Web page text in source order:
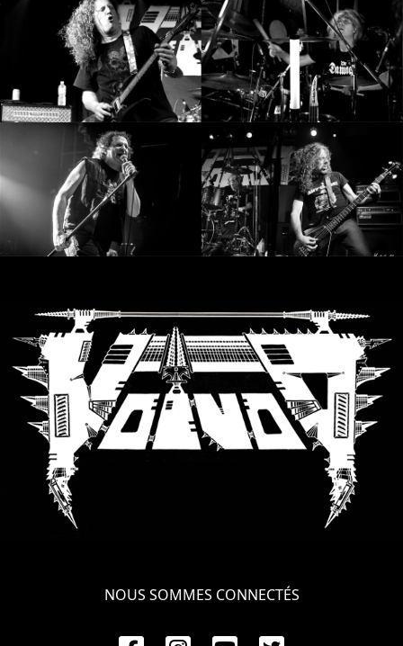
UN
THÈME
SYMPHONIQUE
MORGOTH
TALES
ANACHRONISM
LOST
MACHINE
NOTHINGFACE
DIMENSION
HATROSS
NOUS SOMMES CONNECTÉS